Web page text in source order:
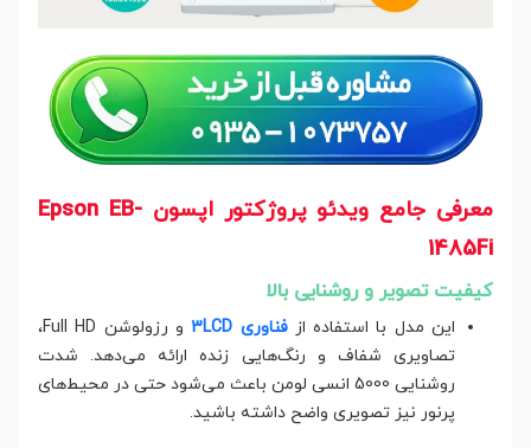
معرفی جامع ویدئو پروژکتور اپسون Epson EB-
1485Fi
کیفیت تصویر و روشنایی بالا
این مدل با استفاده ازفناوری 3LCD
و رزولوشن Full HD،
تصاویری شفاف و رنگ‌هایی زنده ارائه می‌دهد. شدت
روشنایی 5000 انسی لومن باعث می‌شود حتی در محیط‌های
پرنور نیز تصویری واضح داشته باشید.